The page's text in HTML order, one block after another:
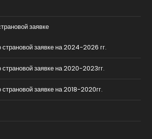
заявке
заявке на 2024-2026 гг.
заявке на 2020-2023гг.
заявке на 2018-2020гг.